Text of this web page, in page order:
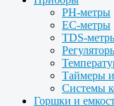
PH-метры
EC-метры
TDS-
Таймеры
Системы
Горшки и